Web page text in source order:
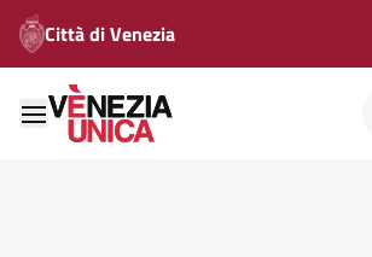
Città di Venezia